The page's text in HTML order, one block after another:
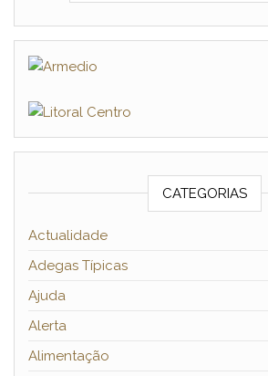
CATEGORIAS
Actualidade
Adegas Típicas
Ajuda
Alerta
Alimentação